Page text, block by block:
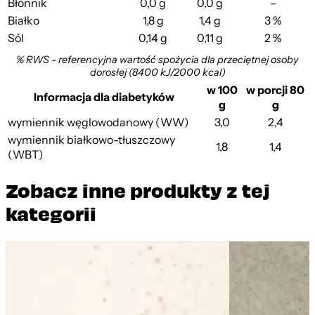
Błonnik 0,0 g 0,0 g
–
Białko
1,8 g 1,4 g
3 %
Sól
0,14 g 0,11 g 2 %
% RWS - referencyjna wartość spożycia dla przeciętnej osoby
dorosłej (8400 kJ/2000 kcal)
Informacja dla diabetyków
w 100
g
w porcji 80
g
wymiennik węglowodanowy (WW)
3,0
2,4
wymiennik białkowo-tłuszczowy
(WBT)
1,8 1,4
Zobacz inne produkty z tej
kategorii